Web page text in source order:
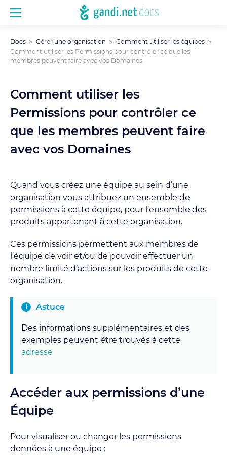
Docs Gérer une organisation
Comment utiliser les équipes
Comment utiliser les Permissions pour contrôler ce que les
membres peuvent faire avec vos Domaines
Comment utiliser les
Permissions pour contrôler ce
que les membres peuvent faire
avec vos Domaines
Quand vous créez une équipe au sein d’une
organisation vous attribuez un ensemble de
permissions à cette équipe, pour l’ensemble des
produits appartenant à cette organisation.
Ces permissions permettent aux membres de
l’équipe de voir et/ou de pouvoir effectuer un
nombre limité d’actions sur les produits de cette
organisation.
Astuce
Des informations supplémentaires et des
exemples peuvent être trouvés à cette
adresse
Accéder aux permissions d’une
Équipe
Pour visualiser ou changer les permissions
données à une équipe :